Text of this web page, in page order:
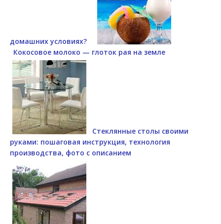
домашних условиях?
Кокосовое молоко — глоток рая на земле
Стеклянные столы своими
руками: пошаговая инструкция, технология
производства, фото с описанием